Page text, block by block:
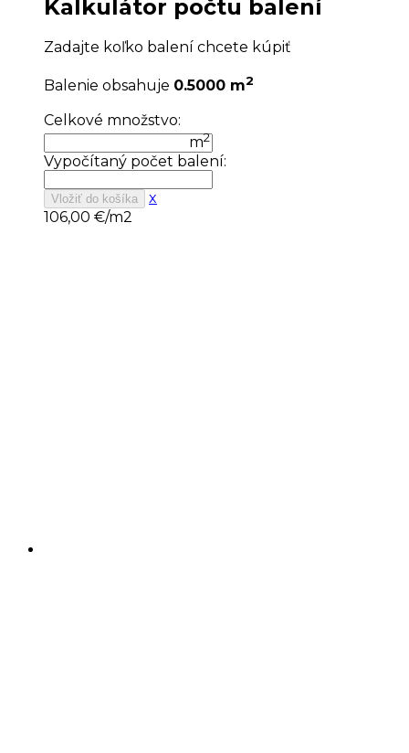
Kalkulátor počtu balení
Zadajte koľko balení chcete kúpiť
Balenie obsahuje 0.5000 m2
Celkové množstvo:
m2
Vypočítaný počet balení:
Vložiť do košíka
x
106,00 €/m2